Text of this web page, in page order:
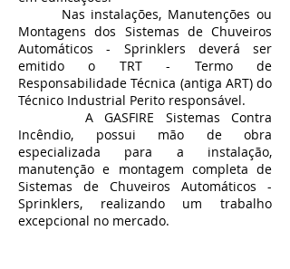
Nas instalações, Manutenções ou
Montagens dos Sistemas de Chuveiros
Automáticos - Sprinklers deverá ser
emitido o TRT - Termo de
Responsabilidade Técnica (antiga ART) do
Técnico Industrial Perito responsável.
A GASFIRE Sistemas Contra
Incêndio, possui mão de obra
especializada para a instalação,
manutenção e montagem completa de
Sistemas de Chuveiros Automáticos -
Sprinklers, realizando um trabalho
excepcional no mercado.